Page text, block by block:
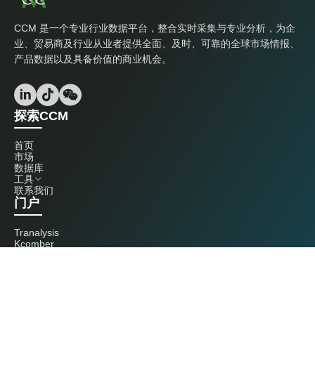
CCM 是一个专业行业数据平台，整合实时采集与专业分析，为企
业、贸易商及行业从业者提供全面、及时、可靠的全球市场情报、
产品数据以及具备价值的商业机会。
探索CCM
首页
市场
数据库
工具
联系我们
门户
Tranalysis
Kcomber